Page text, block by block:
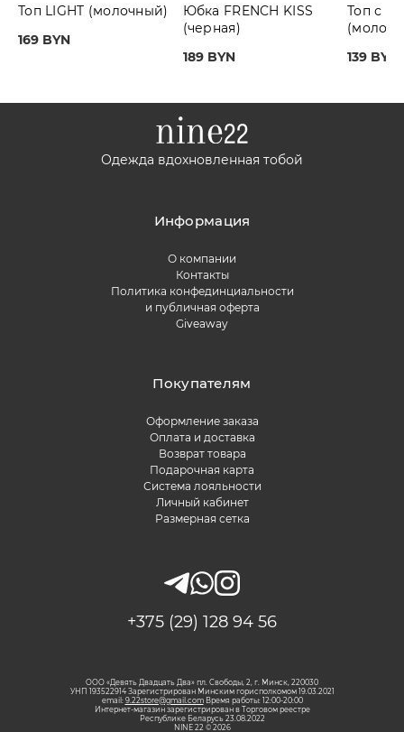
Топ LIGHT (молочный)
169 BYN
Юбка FRENCH KISS
(черная)
189 BYN
Топ с
139 BYN
Одежда вдохновленная тобой
Информация
О компании
Контакты
Политика конфединциальности
и публичная оферта
Giveaway
Покупателям
Оформление заказа
Оплата и доставка
Возврат товара
Подарочная карта
Система лояльности
Личный кабинет
Размерная сетка
+375 (29) 128 94 56
ООО «Девять Двадцать Два» пл. Свободы, 2, г. Минск, 220030
УНП 193522914 Зарегистрирован Минским горисполкомом 19.03.2021
email: 9.22store@gmail.comВремя работы: 12:00-20:00
Интернет-магазин зарегистрирован в Торговом реестре
Республике Беларусь 23.08.2022
NINE 22 © 2026